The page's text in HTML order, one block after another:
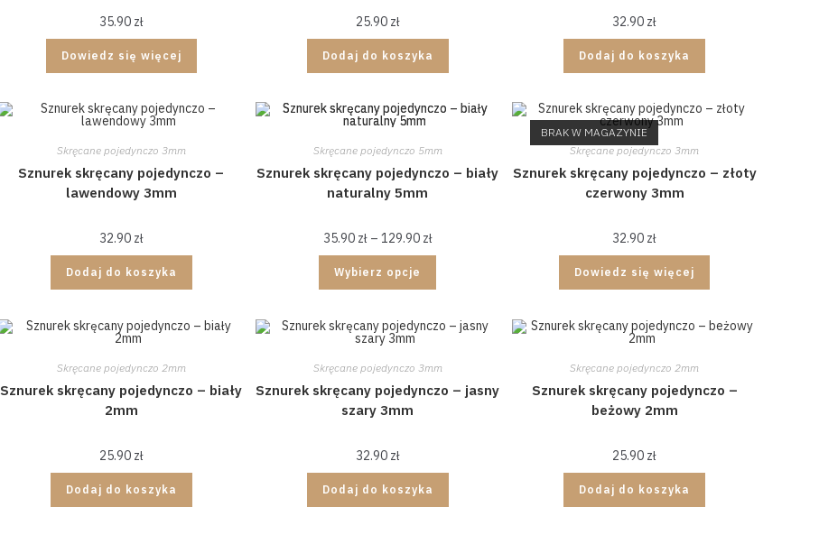
35.90 zł
Dowiedz się więcej
25.90 zł
Dodaj do koszyka
32.90 zł
Dodaj do koszyka
Skręcane pojedynczo 3mm
Sznurek skręcany pojedynczo –
lawendowy 3mm
32.90 zł
Dodaj do koszyka
Skręcane pojedynczo 5mm
Sznurek skręcany pojedynczo – biały
naturalny 5mm
35.90 zł – 129.90 zł
Wybierz opcje
BRAK W MAGAZYNIE
Skręcane pojedynczo 3mm
Sznurek skręcany pojedynczo – złoty
czerwony 3mm
32.90 zł
Dowiedz się więcej
Skręcane pojedynczo 2mm
Sznurek skręcany pojedynczo – biały
2mm
25.90 zł
Dodaj do koszyka
Skręcane pojedynczo 3mm
Sznurek skręcany pojedynczo – jasny
szary 3mm
32.90 zł
Dodaj do koszyka
Skręcane pojedynczo 2mm
Sznurek skręcany pojedynczo –
beżowy 2mm
25.90 zł
Dodaj do koszyka